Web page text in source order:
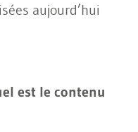
aujourd’hui
est le contenu